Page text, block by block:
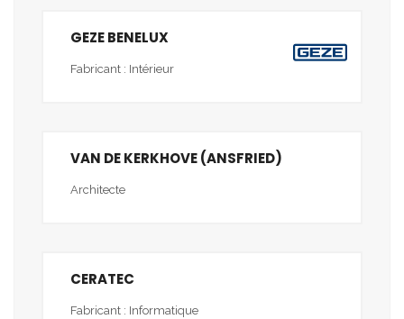
GEZE BENELUX
Fabricant : Intérieur
VAN DE KERKHOVE (ANSFRIED)
Architecte
CERATEC
Fabricant : Informatique